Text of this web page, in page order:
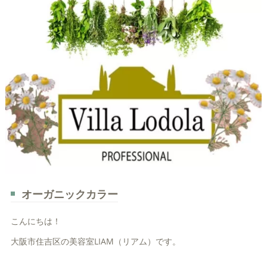
オーガニックカラー
こんにちは！
大阪市住吉区の美容室LIAM（リアム）です。